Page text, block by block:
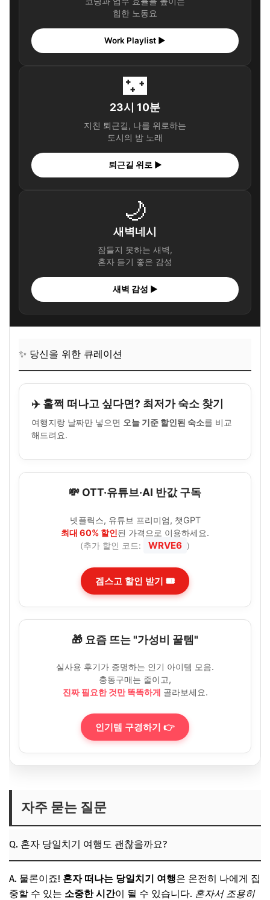
힙한 노동요
Work Playlist ▶
🌃
23시 10분
지친 퇴근길, 나를 위로하는
도시의 밤 노래
퇴근길 위로 ▶
🌙
새벽네시
잠들지 못하는 새벽,
혼자 듣기 좋은 감성
새벽 감성 ▶
✨ 당신을 위한 큐레이션
✈️ 훌쩍 떠나고 싶다면? 최저가 숙소 찾기
여행지랑 날짜만 넣으면 오늘 기준 할인된 숙소를 비교
해드려요.
💸 OTT·유튜브·AI 반값 구독
넷플릭스, 유튜브 프리미엄, 챗GPT
최대 60% 할인된 가격으로 이용하세요.
(추가 할인 코드: WRVE6 )
겜스고 할인 받기 🎟️
🎁 요즘 뜨는 "가성비 꿀템"
실사용 후기가 증명하는 인기 아이템 모음.
충동구매는 줄이고,
진짜 필요한 것만 똑똑하게 골라보세요.
인기템 구경하기 👉
자주 묻는 질문
Q. 혼자 당일치기 여행도 괜찮을까요?
A. 물론이죠! 혼자 떠나는 당일치기 여행은 온전히 나에게 집
중할 수 있는 소중한 시간이 될 수 있습니다. 혼자서 조용히